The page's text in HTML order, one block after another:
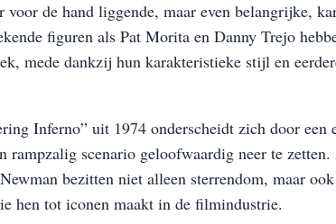
voor de hand liggende, maar even belangrijke,
figuren als Pat Morita en Danny Trejo
mede dankzij hun karakteristieke stijl en
Inferno” uit 1974 onderscheidt zich door een
rampzalig scenario geloofwaardig neer te
bezitten niet alleen sterrendom, maar
hen tot iconen maakt in de filmindustrie.